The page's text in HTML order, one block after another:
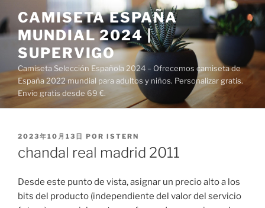
al
contenido
CAMISETA ESPAÑA
MUNDIAL 2024 |
SUPERVIGO
Camiseta Selección Española 2024 – Ofrecemos camiseta de
España 2022 mundial para adultos y niños. Personalizar gratis.
Envío gratis desde 69 €.
PUBLICADO
EL
2023年10月13日 POR ISTERN
chandal real madrid 2011
Desde este punto de vista, asignar un precio alto a los
bits del producto (independiente del valor del servicio